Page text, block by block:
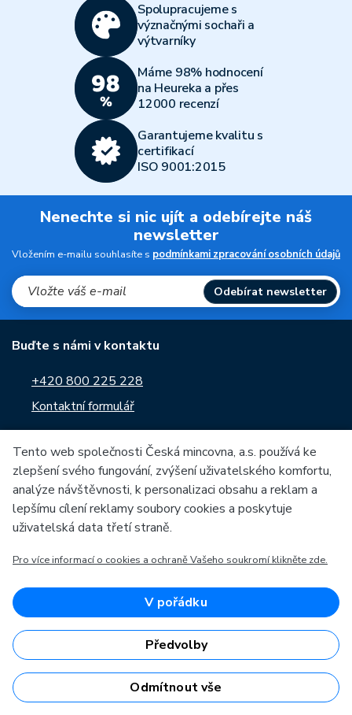
Spolupracujeme s
význačnými sochaři a
výtvarníky
Máme 98% hodnocení
na Heureka a přes
12000 recenzí
Garantujeme kvalitu s
certifikací
ISO 9001:2015
Nenechte si nic ujít a odebírejte náš
newsletter
Vložením e-mailu souhlasíte s podmínkami zpracování osobních údajů
Odebírat newsletter
Buďte s námi v kontaktu
+420 800 225 228
Kontaktní formulář
Sledujte nás na:
O České mincovně
Profil společnosti
Naše výroba
Naši partneři
Kariéra
Zprávy
Ke stažení
Vše o nákupu
Kontakt
Často kladené dotazy
Obchodní podmínky
Prodejny České mincovny
Rádce
Tento web společnosti Česká mincovna, a.s. používá ke
zlepšení svého fungování, zvýšení uživatelského komfortu,
analýze návštěvnosti, k personalizaci obsahu a reklam a
lepšímu cílení reklamy soubory cookies a poskytuje
uživatelská data třetí straně.
Pro více informací o cookies a ochraně Vašeho soukromí klikněte zde.
V pořádku
Předvolby
Odmítnout vše